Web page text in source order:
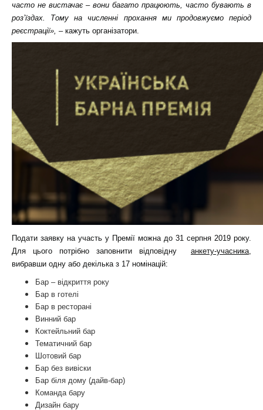
часто не вистачає –вони багато працюють, часто бувають в
роз’їздах. Тому на численні прохання ми продовжуємо період
реєстрації», – кажуть організатори.
Подати заявку на участь у Премії можна до 31 серпня 2019 року.
Для цього потрібно заповнити відповідну анкету-учасника,
вибравши одну або декілька з 17 номінацій:
Бар – відкриття року
Бар в готелі
Бар в ресторані
Винний бар
Коктейльний бар
Тематичний бар
Шотовий бар
Бар без вивіски
Бар біля дому (дайв-бар)
Команда бару
Дизайн бару